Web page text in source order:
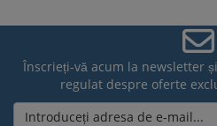
Înscrieți-vă acum la newsletter
regulat despre oferte
Introduceți adresa de e-mail...